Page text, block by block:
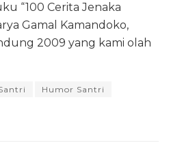
“100 Cerita Jenaka
Gamal Kamandoko,
2009 yang kami olah
Humor Santri